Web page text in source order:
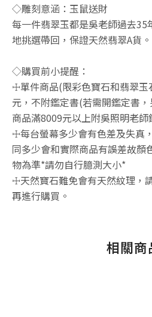
◇雕刻意涵：玉鼠送財
每一件翡翠玉都是吳老師過去
地挑選帶回，保證天然翡翠A貨。
◇購買前小提醒：
☩單件商品(限彩色寶石和翡翠
元，不附鑑定書(若需開鑑定書
商品滿8009元以上附吳照明老師
☩每台螢幕多少會有色差及失真
同多少會和實際商品有誤差故顏
物為準*請勿自行臆測大小*
☩天然寶石難免會有天然紋理，
再進行購買。
相關商